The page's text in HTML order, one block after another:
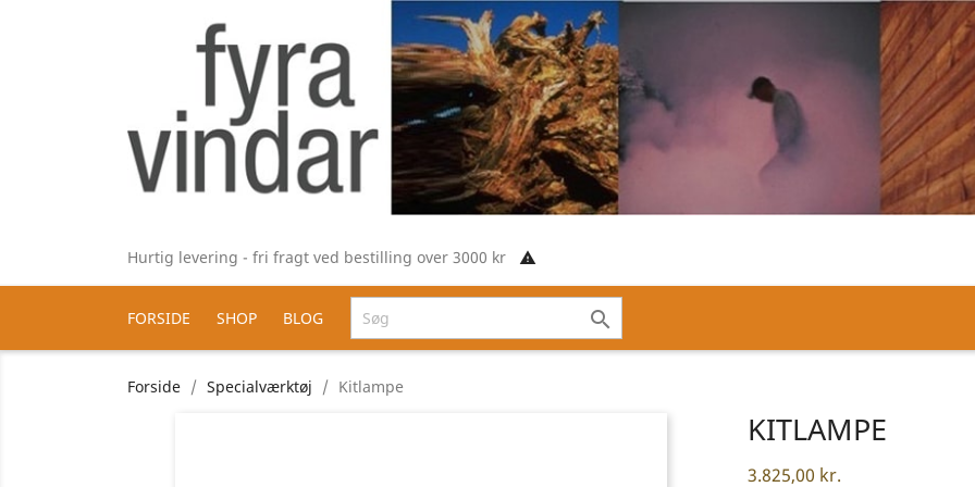
Hurtig levering - fri fragt ved bestilling over 3000 kr report_problem
FORSIDE SHOP BLOG 
Forside Specialværktøj Kitlampe
KITLAMPE
3.825,00 kr.